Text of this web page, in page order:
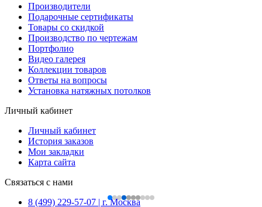
Производители
Подарочные сертификаты
Товары со скидкой
Производство по чертежам
Портфолио
Видео галерея
Коллекции товаров
Ответы на вопросы
Установка натяжных потолков
Личный кабинет
Личный кабинет
История заказов
Мои закладки
Карта сайта
Связаться с нами
8 (499) 229-57-07 | г. Москва